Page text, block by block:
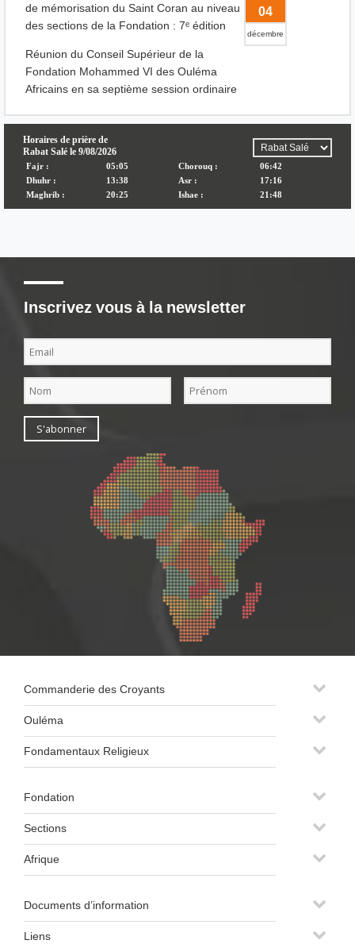
de mémorisation du Saint Coran au niveau
des sections de la Fondation : 7ᵉ édition
04
décembre
Réunion du Conseil Supérieur de la
Fondation Mohammed VI des Ouléma
Africains en sa septième session ordinaire
Inscrivez vous à la newsletter
Commanderie des Croyants
Ouléma
Fondamentaux Religieux
Fondation
Sections
Afrique
Documents d’information
Liens